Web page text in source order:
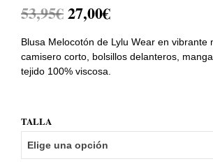
53,95€El
precio
original
era:
27,00€El
precio
actual
es:
Blusa Melocotón de Lylu Wear en vibrante
camisero corto, bolsillos delanteros,
tejido 100% viscosa.
TALLA